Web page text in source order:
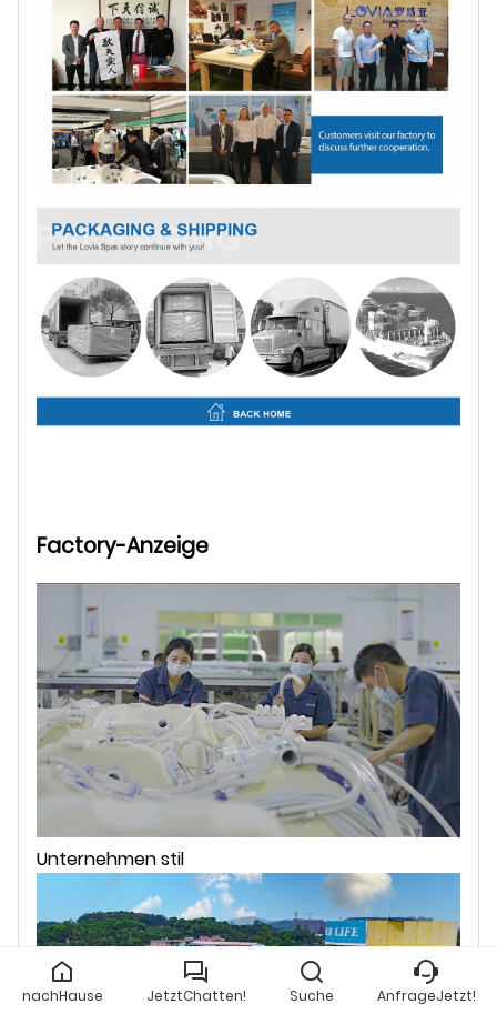
Factory-Anzeige
Unternehmen stil
nachHause JetztChatten! Suche AnfrageJetzt!